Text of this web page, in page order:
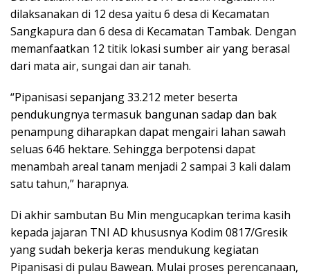
dilaksanakan di 12 desa yaitu 6 desa di Kecamatan
Sangkapura dan 6 desa di Kecamatan Tambak. Dengan
memanfaatkan 12 titik lokasi sumber air yang berasal
dari mata air, sungai dan air tanah.
“Pipanisasi sepanjang 33.212 meter beserta
pendukungnya termasuk bangunan sadap dan bak
penampung diharapkan dapat mengairi lahan sawah
seluas 646 hektare. Sehingga berpotensi dapat
menambah areal tanam menjadi 2 sampai 3 kali dalam
satu tahun,” harapnya.
Di akhir sambutan Bu Min mengucapkan terima kasih
kepada jajaran TNI AD khususnya Kodim 0817/Gresik
yang sudah bekerja keras mendukung kegiatan
Pipanisasi di pulau Bawean. Mulai proses perencanaan,